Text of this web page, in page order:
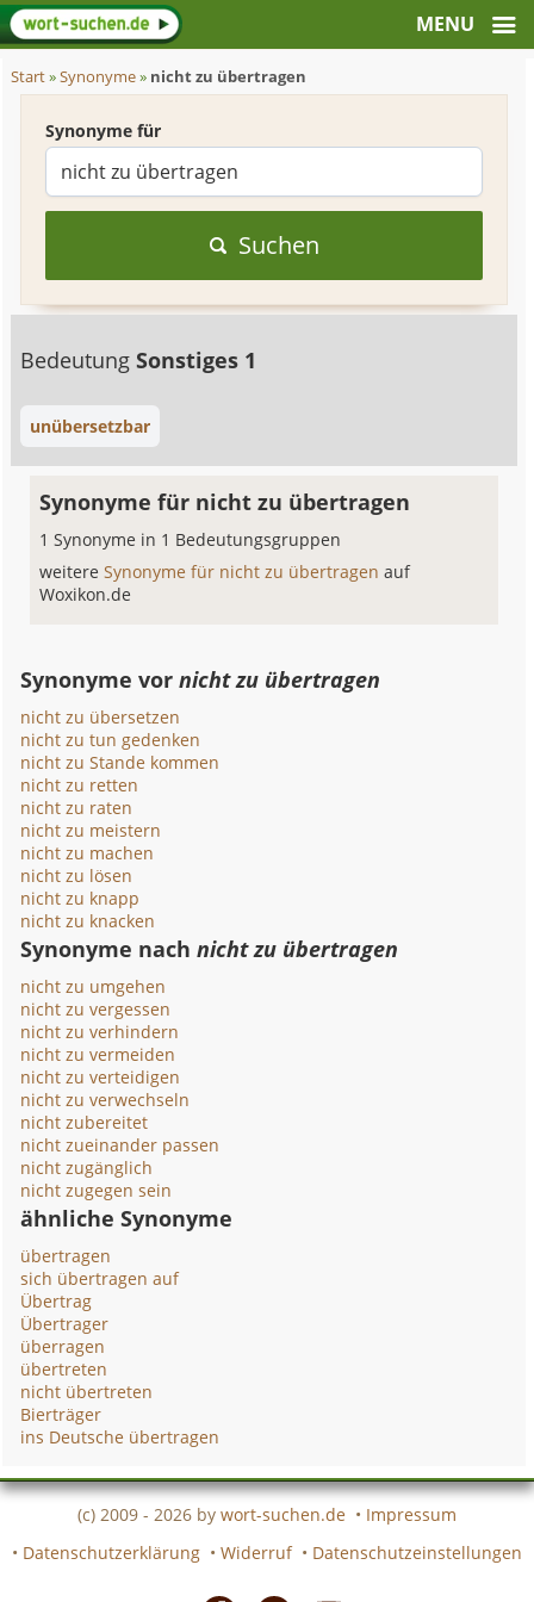
Start»Synonyme» nicht zu übertragen
Synonyme für
Suchen
BedeutungSonstiges 1
unübersetzbar
Synonyme für nicht zu übertragen
1 Synonyme in 1 Bedeutungsgruppen
weitereSynonyme für nicht zu übertragenauf
Woxikon.de
Synonyme vornicht zu übertragen
nicht zu übersetzen
nicht zu tun gedenken
nicht zu Stande kommen
nicht zu retten
nicht zu raten
nicht zu meistern
nicht zu machen
nicht zu lösen
nicht zu knapp
nicht zu knacken
Synonyme nachnicht zu übertragen
nicht zu umgehen
nicht zu vergessen
nicht zu verhindern
nicht zu vermeiden
nicht zu verteidigen
nicht zu verwechseln
nicht zubereitet
nicht zueinander passen
nicht zugänglich
nicht zugegen sein
ähnliche Synonyme
übertragen
sich übertragen auf
Übertrag
Übertrager
überragen
übertreten
nicht übertreten
Bierträger
ins Deutsche übertragen
(c) 2009 - 2026 by wort-suchen.de • Impressum
• Datenschutzerklärung • Widerruf • Datenschutzeinstellungen